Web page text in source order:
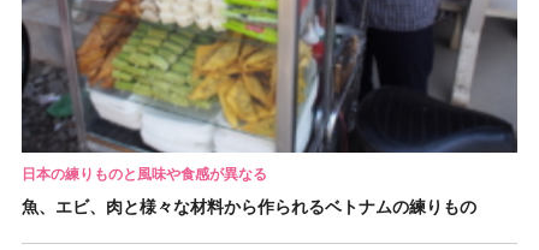
日本の練りものと風味や食感が異なる
魚、エビ、肉と様々な材料から作られるベトナムの練りもの